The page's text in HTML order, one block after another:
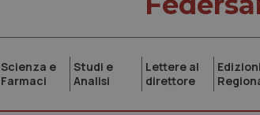
Scienza e
Farmaci
Studi e
Analisi
Lettere al
direttore
Edizioni